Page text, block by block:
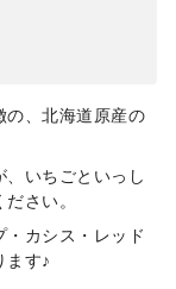
の、北海道原産の
いちごといっし
さい。
カシス・レッド
ます♪